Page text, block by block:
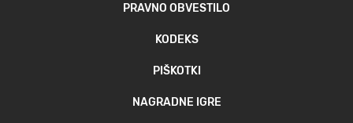
PRAVNO OBVESTILO
KODEKS
PIŠKOTKI
NAGRADNE IGRE